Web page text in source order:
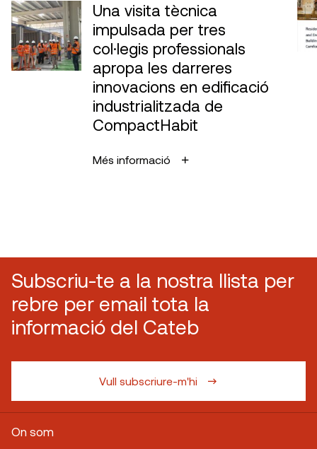
Una visita tècnica
impulsada per tres
col·legis professionals
apropa les darreres
innovacions en edificació
industrialitzada de
CompactHabit
Més informació
Subscriu-te a la nostra llista per
rebre per email tota la
informació del Cateb
Vull subscriure-m'hi
On som